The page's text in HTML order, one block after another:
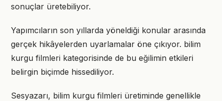
sonuçlar üretebiliyor.
Yapımcıların son yıllarda yöneldiği konular arasında
gerçek hikâyelerden uyarlamalar öne çıkıyor. bilim
kurgu filmleri kategorisinde de bu eğilimin etkileri
belirgin biçimde hissediliyor.
Sesyazarı, bilim kurgu filmleri üretiminde genellikle